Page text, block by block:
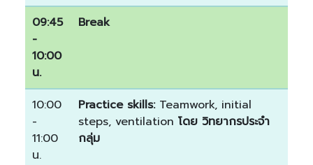
09:45
-
10:00
น.
Break
10:00
-
11:00
น.
Practice skills:Teamwork, initial
steps, ventilation โดย วิทยากรประจำ
กลุ่ม